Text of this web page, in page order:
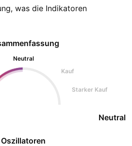
was die Indikatoren
Oszillatoren
Neutral
Kauf
Starker Kauf
Neutral